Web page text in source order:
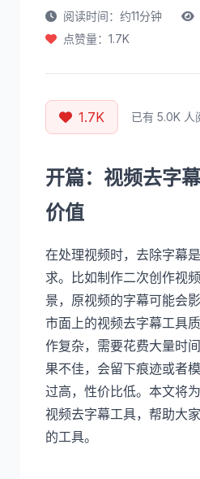
阅读时间：约11分钟
点赞量：1.7K
1.7K 已有 5.0K 人
开篇：视频去字
价值
在处理视频时，去除字幕
求。比如制作二次创作视
景，原视频的字幕可能会
市面上的视频去字幕工具
作复杂，需要花费大量时
果不佳，会留下痕迹或者
过高，性价比低。本文将
视频去字幕工具，帮助大
的工具。